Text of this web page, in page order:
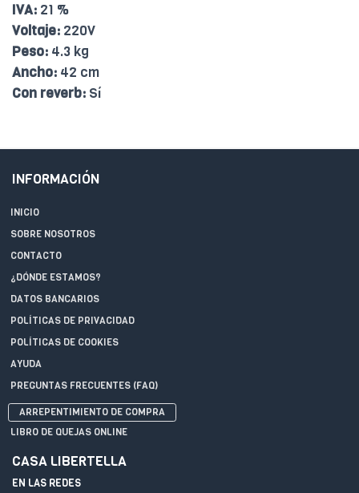
IVA: 21 %
Voltaje: 220V
Peso: 4.3 kg
Ancho: 42 cm
Con reverb: Sí
INFORMACIÓN
INICIO
SOBRE NOSOTROS
CONTACTO
¿DÓNDE ESTAMOS?
DATOS BANCARIOS
POLÍTICAS DE PRIVACIDAD
POLÍTICAS DE COOKIES
AYUDA
PREGUNTAS FRECUENTES (FAQ)
ARREPENTIMIENTO DE COMPRA
LIBRO DE QUEJAS ONLINE
CASA LIBERTELLA
EN LAS REDES